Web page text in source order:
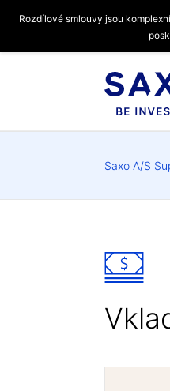
Rozdílové smlouvy jsou
Saxo A/S